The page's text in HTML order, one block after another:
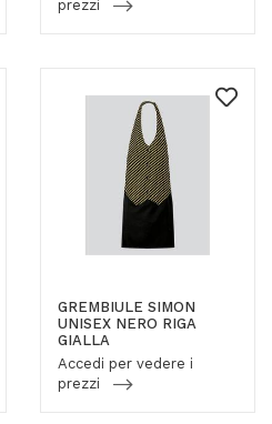
prezzi
GREMBIULE SIMON
UNISEX NERO RIGA
GIALLA
Accedi per vedere i
prezzi